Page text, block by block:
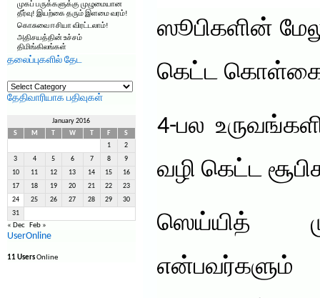
முகப் பருக்களுக்கு முழுமையான
தீர்வு! இயற்கை தரும் இளமை வரம்!
கொசுவை ஈசியா விரட்டலாம்!
அதிசயத்தின் உச்சம்
திமிங்கிலங்கள்
தலைப்புகளில் தேட
தலைப்புகளில்
தேட
தேதிவாரியாக பதிவுகள்
January 2016
S
M W F
S
1
2
3 4 5 6 7 8 9
10 11 12 13 14 15 16
17 18 19 20 21 22 23
24 25 26 27 28 29 30
31
« Dec Feb »
UserOnline
11 UsersOnline
ஸூபிகளின்
கெட்ட
4-பல
வழி கெட்ட
ஸெய்யித்
என்பவர்களும்